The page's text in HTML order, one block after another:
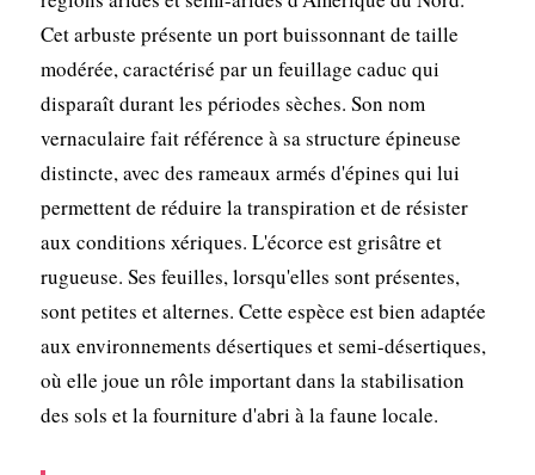
Cet arbuste présente un port buissonnant de taille
modérée, caractérisé par un feuillage caduc qui
disparaît durant les périodes sèches. Son nom
vernaculaire fait référence à sa structure épineuse
distincte, avec des rameaux armés d'épines qui lui
permettent de réduire la transpiration et de résister
aux conditions xériques. L'écorce est grisâtre et
rugueuse. Ses feuilles, lorsqu'elles sont présentes,
sont petites et alternes. Cette espèce est bien adaptée
aux environnements désertiques et semi-désertiques,
où elle joue un rôle important dans la stabilisation
des sols et la fourniture d'abri à la faune locale.